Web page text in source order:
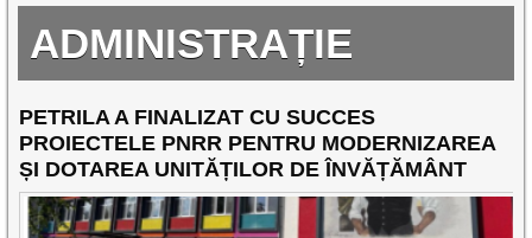
ADMINISTRAȚIE
PETRILA A FINALIZAT CU SUCCES
PROIECTELE PNRR PENTRU MODERNIZAREA
ȘI DOTAREA UNITĂȚILOR DE ÎNVĂȚĂMÂNT